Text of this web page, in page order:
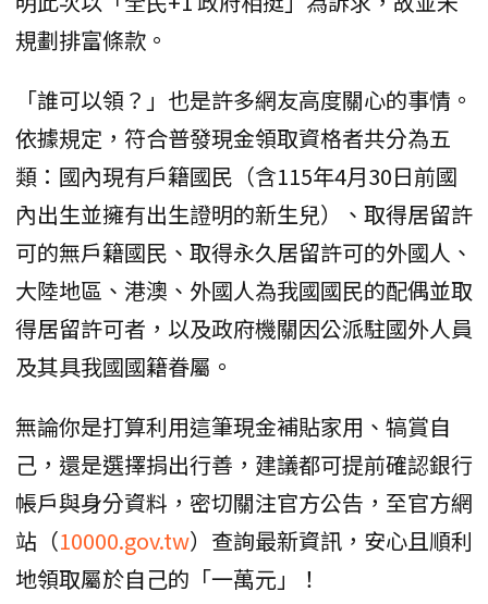
規劃排富條款。
「誰可以領？」也是許多網友高度關心的事情。
依據規定，符合普發現金領取資格者共分為五
類：國內現有戶籍國民（含115年4月30日前國
內出生並擁有出生證明的新生兒）、取得居留許
可的無戶籍國民、取得永久居留許可的外國人、
大陸地區、港澳、外國人為我國國民的配偶並取
得居留許可者，以及政府機關因公派駐國外人員
及其具我國國籍眷屬。
無論你是打算利用這筆現金補貼家用、犒賞自
己，還是選擇捐出行善，建議都可提前確認銀行
帳戶與身分資料，密切關注官方公告，至官方網
站（10000.gov.tw）查詢最新資訊，安心且順利
地領取屬於自己的「一萬元」！